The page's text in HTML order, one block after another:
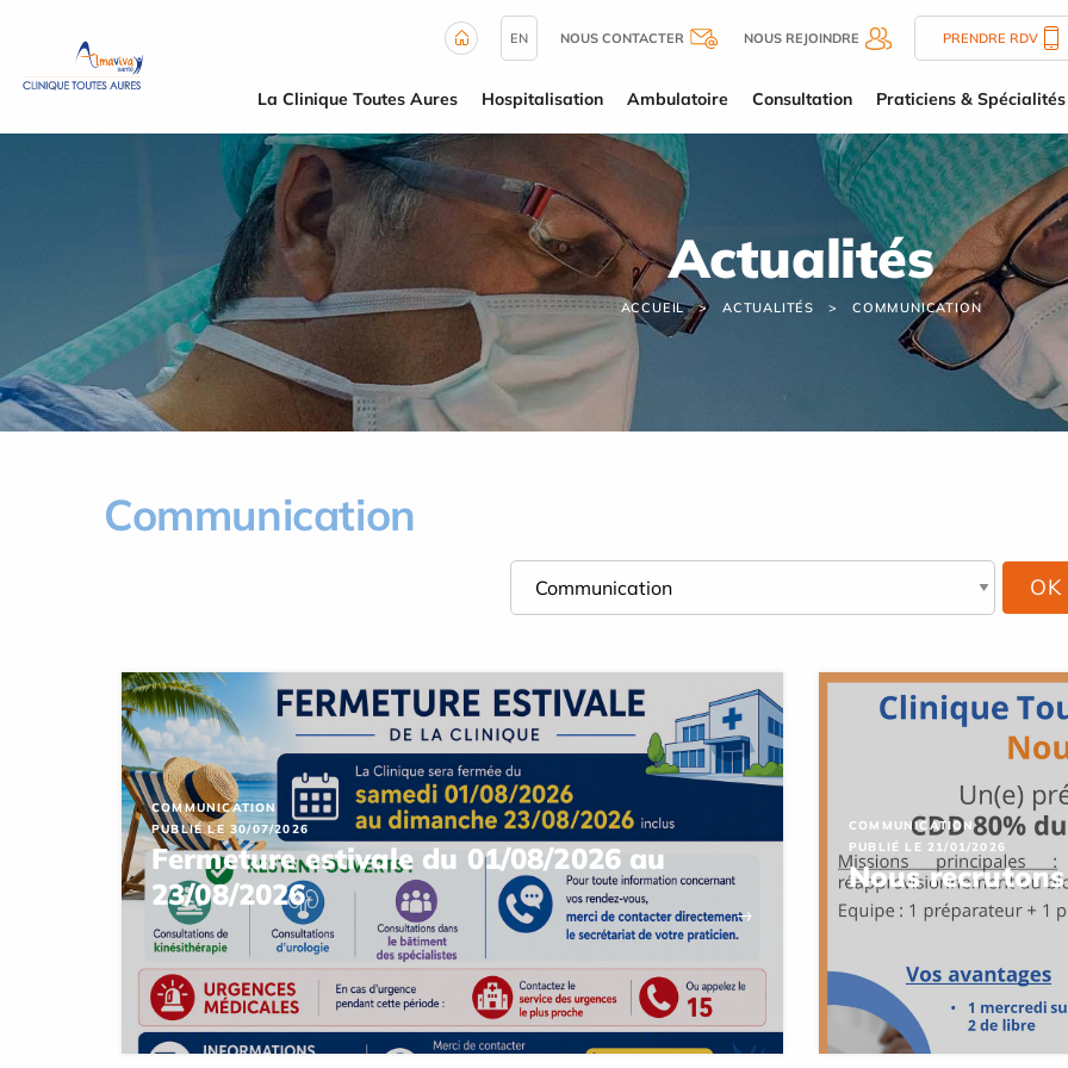
EN NOUS CONTACTER NOUS REJOINDRE PRENDRE RDV
La Clinique Toutes Aures Hospitalisation Ambulatoire Consultation Praticiens & Spécialités
Actualités
ACCUEIL ACTUALITÉS COMMUNICATION
Communication
COMMUNICATION
PUBLIÉ LE 30/07/2026
Fermeture estivale du 01/08/2026 au
23/08/2026
→
COMMUNICATION
PUBLIÉ LE 21/01/2026
Nous recrutons